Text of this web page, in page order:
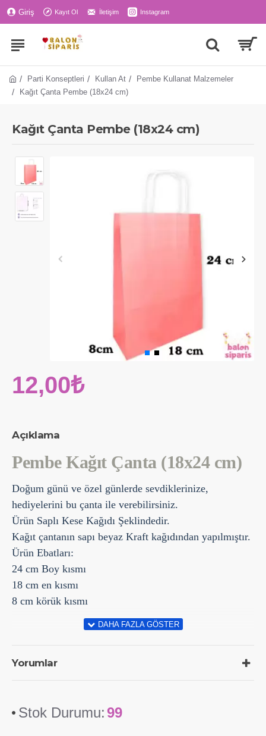
Giriş Kayıt Ol İletişim Instagram
Parti Konseptleri Kullan At
Pembe Kullanat Malzemeler
Kağıt Çanta Pembe (18x24 cm)
Kağıt Çanta Pembe (18x24 cm)
Açıklama
Pembe Kağıt Çanta (18x24 cm)
Doğum günü ve özel günlerde sevdiklerinize,
hediyelerini bu çanta ile verebilirsiniz.
Ürün Saplı Kese Kağıdı Şeklindedir.
Kağıt çantanın sapı beyaz Kraft kağıdından yapılmıştır.
Ürün Ebatları:
24 cm Boy kısmı
18 cm en kısmı
8 cm körük kısmı
Yorumlar
Stok Durumu:99
12,00₺